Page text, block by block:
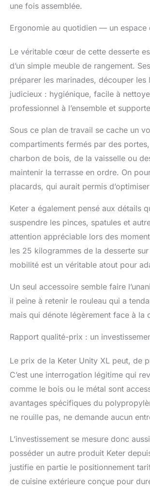
une fois assemblée.
Ergonomie au quotidien — un
Le véritable cœur de cette desserte
d’un simple meuble de rangement.
préparer les marinades, découper les
judicieux : hygiénique, facile à
professionnel à l’ensemble et
Sous ce plan de travail se cache un
compartiments fermés par des
charbon de bois, de la vaisselle ou
maintenir la terrasse en ordre. On
placards, qui aurait permis
Keter a également pensé aux détails
suspendre les pinces, spatules et
attention appréciable lors des
les 25 kilogrammes de la desserte
mobilité est un véritable atout pour
Un seul accessoire semble faire
il peine à retenir le rouleau qui a
mais qui dénote légèrement face à
Rapport qualité-prix : un
Le prix de la Keter Unity XL peut, de
C’est une interrogation légitime qui
comme le bois ou le métal sont
avantages spécifiques du
ne rouille pas, ne demande aucun
L’investissement se mesure donc
posséder un autre produit Keter
justifie en partie le positionnement
de cuisine extérieure conçue pour